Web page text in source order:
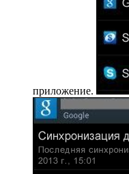
приложение.